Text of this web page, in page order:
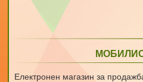
Електронен магазин за